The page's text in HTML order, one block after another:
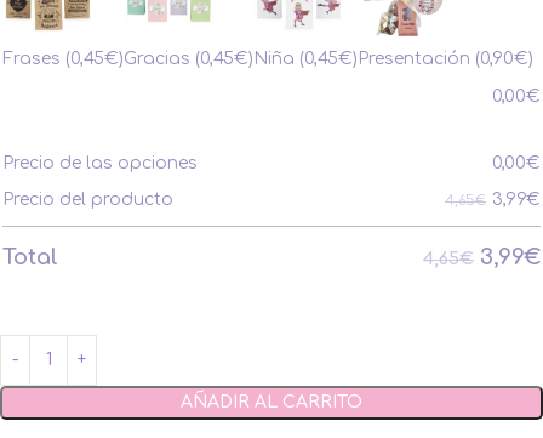
Frases (0,45€)Gracias (0,45€) Niña (0,45€) Presentación (0,90€)
0,00€
Precio de las opciones 0,00€
Precio del producto 4,65€ 3,99€
Total 4,65€ 3,99€
AÑADIR AL CARRITO